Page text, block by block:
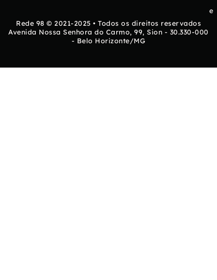
e
Rede 98 © 2021-2025 • Todos os direitos reservados
Avenida Nossa Senhora do Carmo, 99, Sion - 30.330-000
- Belo Horizonte/MG